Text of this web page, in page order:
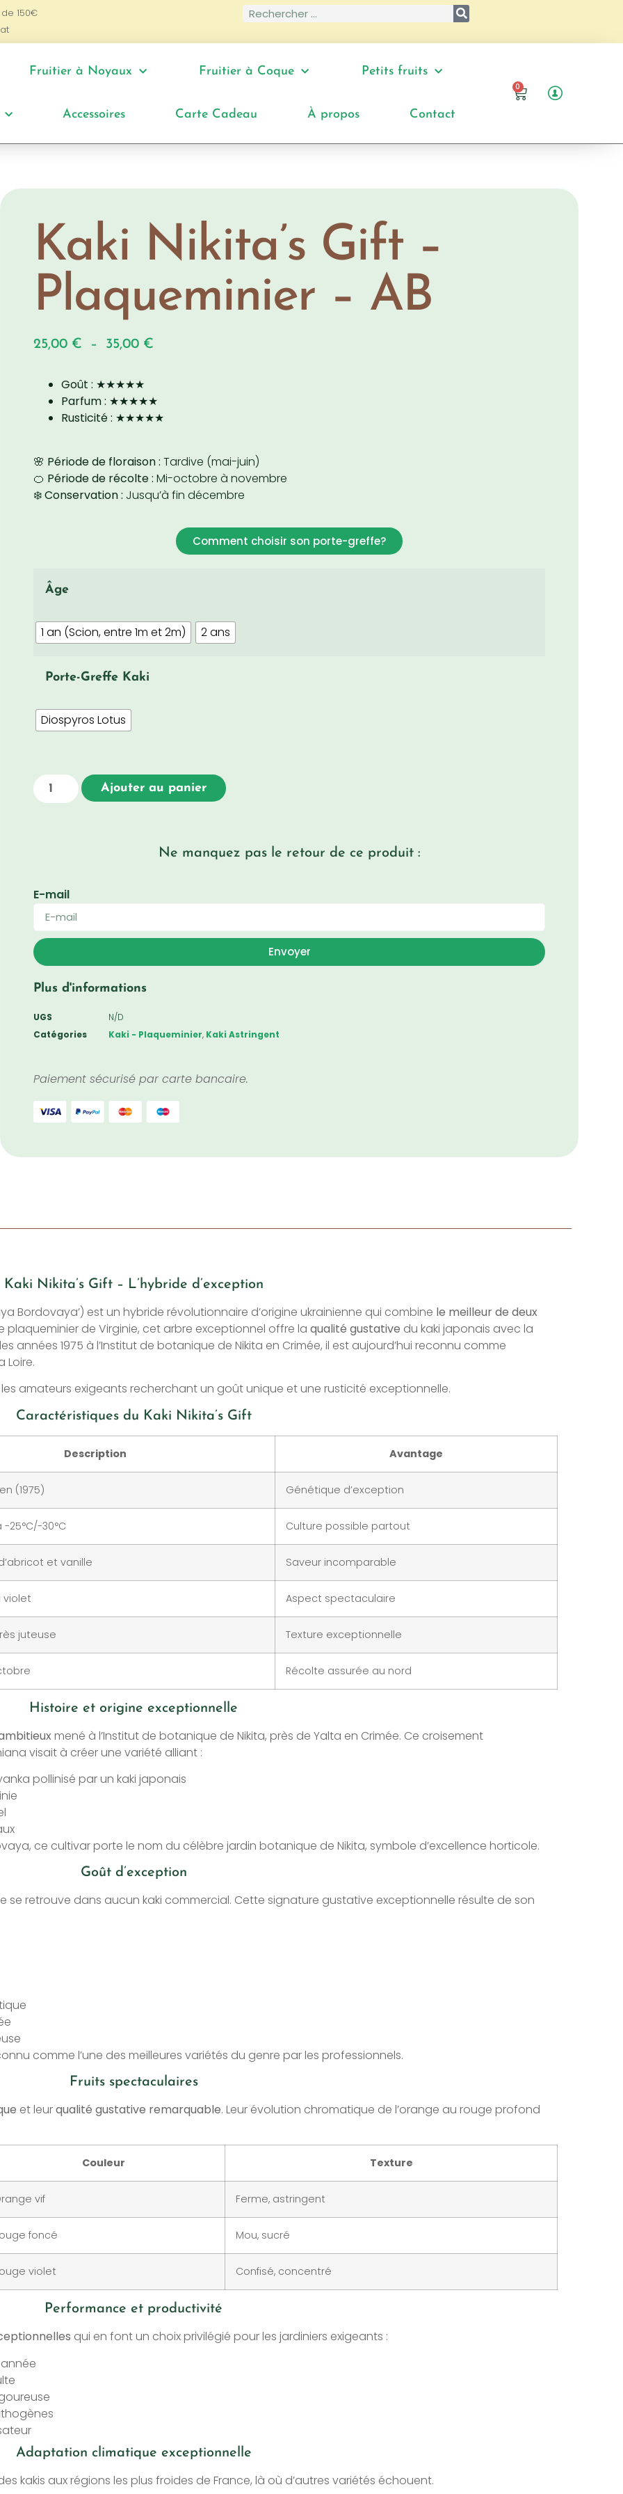
150€
Fruitier à Noyaux Fruitier à Coque Petits fruits
Accessoires Carte Cadeau À propos Contact
0
Kaki Nikita’s Gift –
Plaqueminier – AB
25,00 € – 35,00 €
Goût : ★★★★★
Parfum : ★★★★★
Rusticité : ★★★★★
🌸 Période de floraison : Tardive (mai-juin)
🍊 Période de récolte : Mi-octobre à novembre
❄️ Conservation : Jusqu’à fin décembre
Comment choisir son porte-greffe?
Âge
1 an (Scion, entre 1m et 2m) 2 ans
Porte-Greffe Kaki
Diospyros Lotus
Ajouter au panier
Ne manquez pas le retour de ce produit :
E-mail
Envoyer
Plus d'informations
UGS
N/D
Catégories
Kaki - Plaqueminier, Kaki Astringent
Paiement sécurisé par carte bancaire.
Kaki Nikita’s Gift – L’hybride d’exception
Bordovaya’) est un hybride révolutionnaire d’origine ukrainienne qui combine le meilleur de deux
plaqueminier de Virginie, cet arbre exceptionnel offre la qualité gustative du kaki japonais avec la
années 1975 à l’Institut de botanique de Nikita en Crimée, il est aujourd’hui reconnu comme
Loire.
amateurs exigeants recherchant un goût unique et une rusticité exceptionnelle.
Caractéristiques du Kaki Nikita’s Gift
Description Avantage
(1975) Génétique d’exception
-25°C/-30°C Culture possible partout
et vanille Saveur incomparable
violet Aspect spectaculaire
juteuse Texture exceptionnelle
Récolte assurée au nord
Histoire et origine exceptionnelle
mené à l’Institut de botanique de Nikita, près de Yalta en Crimée. Ce croisement
visait à créer une variété alliant :
pollinisé par un kaki japonais
ce cultivar porte le nom du célèbre jardin botanique de Nikita, symbole d’excellence horticole.
Goût d’exception
se retrouve dans aucun kaki commercial. Cette signature gustative exceptionnelle résulte de son
comme l’une des meilleures variétés du genre par les professionnels.
Fruits spectaculaires
et leurqualité gustative remarquable. Leur évolution chromatique de l’orange au rouge profond
Couleur Texture
vif Ferme, astringent
foncé Mou, sucré
violet Confisé, concentré
Performance et productivité
qui en font un choix privilégié pour les jardiniers exigeants :
Adaptation climatique exceptionnelle
kakis aux régions les plus froides de France, là où d’autres variétés échouent.